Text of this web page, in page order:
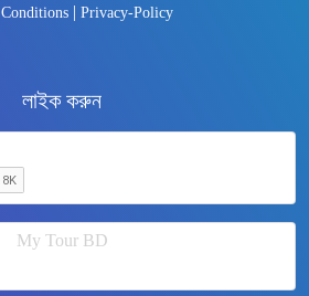
Conditions | Privacy-Policy
লাইক করুন
My Tour BD